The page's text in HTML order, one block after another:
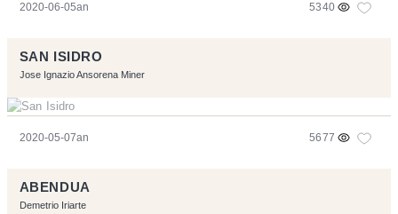
2020-06-05an 5340
SAN ISIDRO
Jose Ignazio Ansorena Miner
2020-05-07an 5677
ABENDUA
Demetrio Iriarte